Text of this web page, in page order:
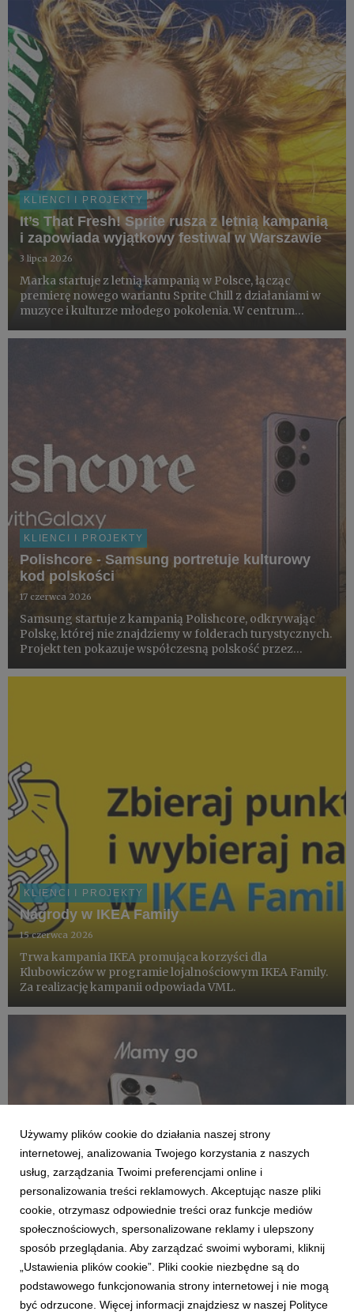
KLIENCI I PROJEKTY
It’s That Fresh! Sprite rusza z letnią kampanią
i zapowiada wyjątkowy festiwal w Warszawie
3 lipca 2026
Marka startuje z letnią kampanią w Polsce, łącząc
premierę nowego wariantu Sprite Chill z działaniami w
muzyce i kulturze młodego pokolenia. W centrum
współprace z artystami i partnerami z obszaru kultury
KLIENCI I PROJEKTY
Polishcore - Samsung portretuje kulturowy
kod polskości
17 czerwca 2026
Samsung startuje z kampanią Polishcore, odkrywając
Polskę, której nie znajdziemy w folderach turystycznych.
Projekt ten pokazuje współczesną polskość przez
dokumentowanych smartfonem Galaxy S26 Ultra z
KLIENCI I PROJEKTY
Nagrody w IKEA Family
15 czerwca 2026
Trwa kampania IKEA promująca korzyści dla
Klubowiczów w programie lojalnościowym IKEA Family.
Za realizację kampanii odpowiada VML.
KLIENCI I PROJEKTY
Samsung ponownie wybiera VML
8 czerwca 2026
Samsung przedłuża trwającą od 2016 roku współpracę z
Używamy plików cookie do działania naszej strony
internetowej, analizowania Twojego korzystania z naszych
usług, zarządzania Twoimi preferencjami online i
personalizowania treści reklamowych. Akceptując nasze pliki
cookie, otrzymasz odpowiednie treści oraz funkcje mediów
społecznościowych, spersonalizowane reklamy i ulepszony
sposób przeglądania. Aby zarządzać swoimi wyborami, kliknij
„Ustawienia plików cookie”. Pliki cookie niezbędne są do
podstawowego funkcjonowania strony internetowej i nie mogą
być odrzucone. Więcej informacji znajdziesz w naszej Polityce